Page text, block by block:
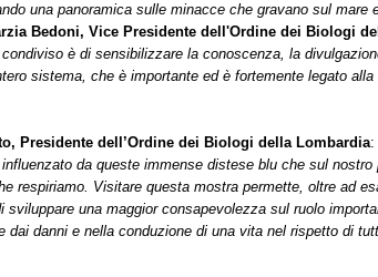
una panoramica sulle minacce che gravano sul mare
Bedoni, Vice Presidente dell'Ordine dei Biologi
condiviso è di sensibilizzare la conoscenza, la
sistema, che è importante ed è fortemente legato alla
Presidente dell’Ordine dei Biologi della Lombardia:
da queste immense distese blu che sul nostro
respiriamo. Visitare questa mostra permette, oltre ad
sviluppare una maggior consapevolezza sul ruolo
dai danni e nella conduzione di una vita nel rispetto di